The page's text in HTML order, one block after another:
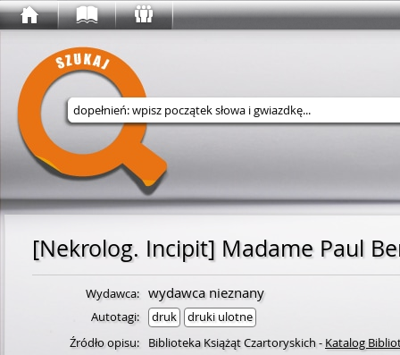
Wyszukaj w serwisie
Wydawca: wydawca nieznany
Autotagi: druk
druki ulotne
Źródło opisu:
Biblioteka Książąt Czartoryskich- Katalog